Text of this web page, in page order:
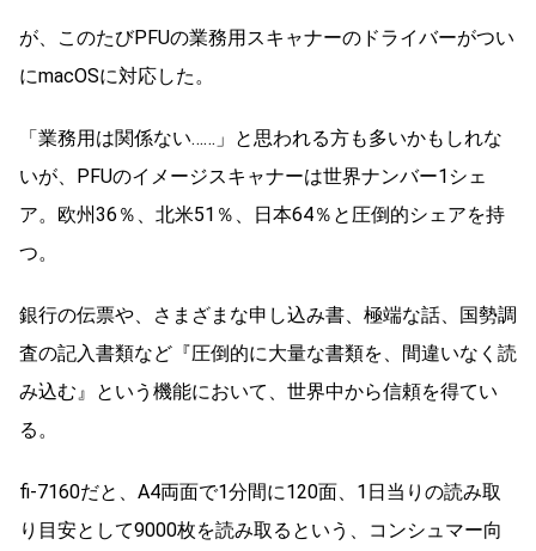
が、このたびPFUの業務用スキャナーのドライバーがつい
にmacOSに対応した。
「業務用は関係ない……」と思われる方も多いかもしれな
いが、PFUのイメージスキャナーは世界ナンバー1シェ
ア。欧州36％、北米51％、日本64％と圧倒的シェアを持
つ。
銀行の伝票や、さまざまな申し込み書、極端な話、国勢調
査の記入書類など『圧倒的に大量な書類を、間違いなく読
み込む』という機能において、世界中から信頼を得てい
る。
fi-7160だと、A4両面で1分間に120面、1日当りの読み取
り目安として9000枚を読み取るという、コンシュマー向